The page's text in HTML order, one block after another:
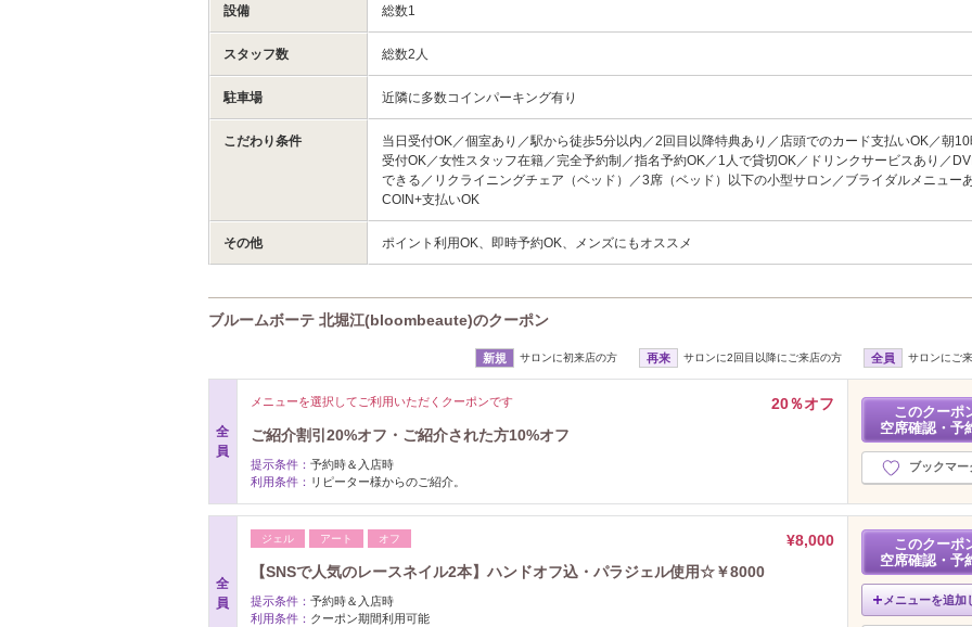
設備 総数1
スタッフ数 総数2人
駐車場 近隣に多数コインパーキング有り
こだわり条件
当日受付OK／個室あり／駅から徒歩5分以内／2回目以降特典あり／店頭でのカード支払いOK／朝
受付OK／女性スタッフ在籍／完全予約制／指名予約OK／1人で貸切OK／ドリンクサービスあり／
できる／リクライニングチェア（ベッド）／3席（ベッド）以下の小型サロン／ブライダルメニュー
COIN+支払いOK
その他 ポイント利用OK、即時予約OK、メンズにもオススメ
ブルームボーテ 北堀江(bloombeaute)のクーポン
新規 サロンに初来店の方 再来 サロンに2回目以降にご来店の方 全員 サロンにご
全
員
メニューを選択してご利用いただくクーポンです
20％オフ
ご紹介割引20%オフ・ご紹介された方10%オフ
提示条件： 予約時＆入店時
利用条件： リピーター様からのご紹介。
このクーポ
空席確認・予
ブックマー
全
員
ジェル アート オフ
¥8,000
【SNSで人気のレースネイル2本】ハンドオフ込・パラジェル使用☆￥8000
提示条件： 予約時＆入店時
利用条件： クーポン期間利用可能
このクーポ
空席確認・予
メニューを追加